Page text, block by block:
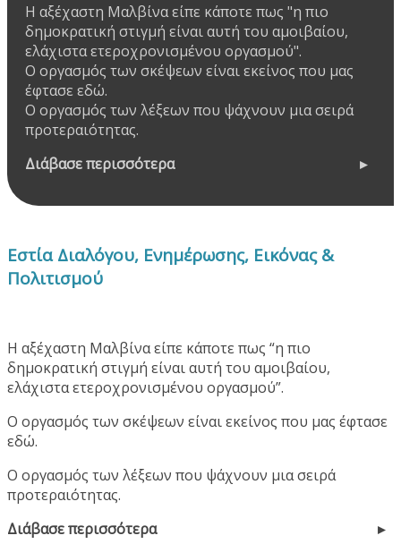
Η αξέχαστη Μαλβίνα είπε κάποτε πως "η πιο
δημοκρατική στιγμή είναι αυτή του αμοιβαίου,
ελάχιστα ετεροχρονισμένου οργασμού".
Ο οργασμός των σκέψεων είναι εκείνος που μας
έφτασε εδώ.
Ο οργασμός των λέξεων που ψάχνουν μια σειρά
προτεραιότητας.
Διάβασε περισσότερα
Εστία Διαλόγου, Ενημέρωσης, Εικόνας &
Πολιτισμού
Η αξέχαστη Μαλβίνα είπε κάποτε πως “η πιο
δημοκρατική στιγμή είναι αυτή του αμοιβαίου,
ελάχιστα ετεροχρονισμένου οργασμού”.
Ο οργασμός των σκέψεων είναι εκείνος που μας έφτασε
εδώ.
Ο οργασμός των λέξεων που ψάχνουν μια σειρά
προτεραιότητας.
Διάβασε περισσότερα